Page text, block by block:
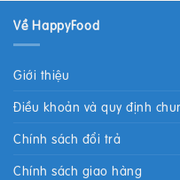
Về HappyFood
Giới thiệu
Điều khoản và quy định
Chính sách đổi trả
Chính sách giao hàng